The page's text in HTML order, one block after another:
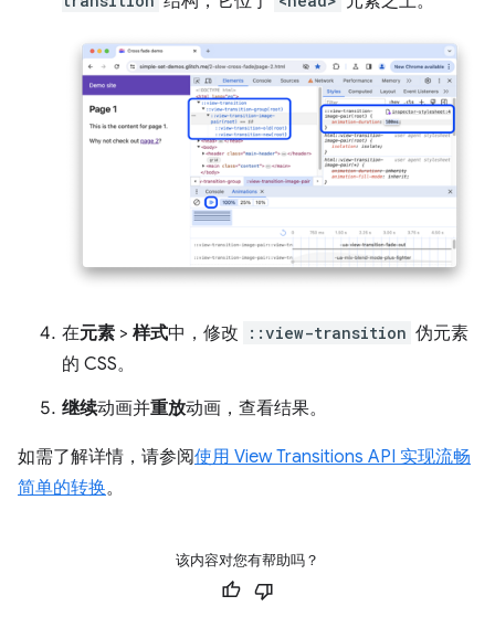
在元素 > 样式中，修改 ::view-transition 伪元素
的 CSS。
继续动画并重放动画，查看结果。
如需了解详情，请参阅使用 View Transitions API 实现流畅
简单的转换。
该内容对您有帮助吗？